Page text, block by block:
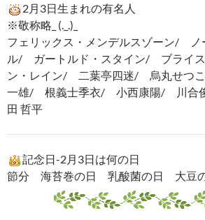
2月3日生まれの有名人
※敬称略_ (._.)_
フェリックス・メンデルスゾーン/ ノ
ル/ ガートルド・スタイン/ ブライ
ン・レイン/ 二葉亭四迷/ 烏丸せつ
一雄/ 根義士季衣/ 小西康陽/ 川合
田 哲平
記念日-2月3日は何の日
節分 海苔巻の日 乳酸菌の日 大豆